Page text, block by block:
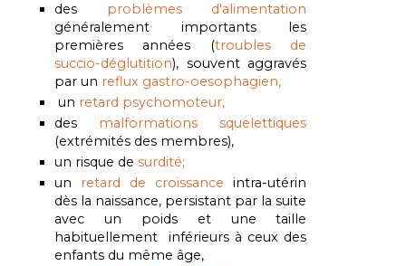
des problèmes d'alimentation
généralement importants les
premières années (troubles de
succio-déglutition), souvent aggravés
par un reflux gastro-oesophagien,
un retard psychomoteur,
des malformations squelettiques
(extrémités des membres),
un risque de surdité;
un retard de croissanceintra-utérin
dès la naissance, persistant par la suite
avec un poids et une taille
habituellement inférieurs à ceux des
enfants du même âge,